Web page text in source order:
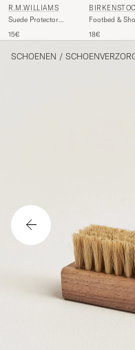
R.M.WILLIAMS
Suede Protector
15€
Footbed &
18€
SCHOENEN /